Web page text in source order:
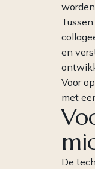
en
Voor
met
De